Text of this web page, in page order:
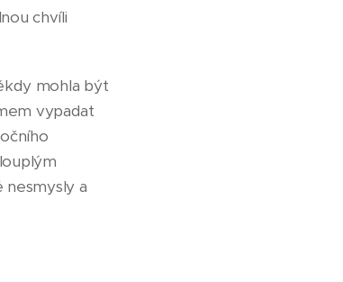
chvíli
mohla být
vypadat
a